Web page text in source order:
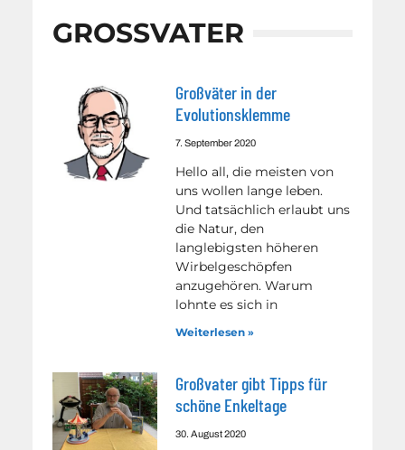
GROSSVATER
Großväter in der
Evolutionsklemme
7. September 2020
Hello all, die meisten von
uns wollen lange leben.
Und tatsächlich erlaubt uns
die Natur, den
langlebigsten höheren
Wirbelgeschöpfen
anzugehören. Warum
lohnte es sich in
Weiterlesen »
Großvater gibt Tipps für
schöne Enkeltage
30. August 2020